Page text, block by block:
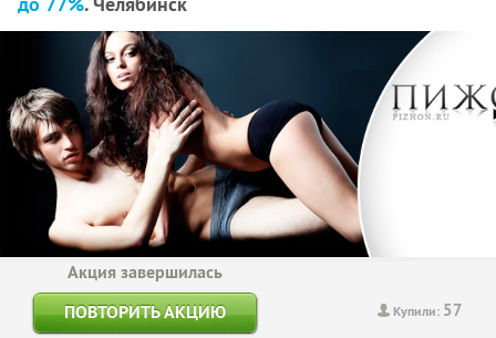
Купили: 57
Акция завершилась
ПОВТОРИТЬ АКЦИЮ